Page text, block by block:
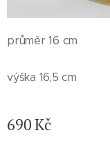
průměr 16 cm
výška 16,5 cm
690Kč